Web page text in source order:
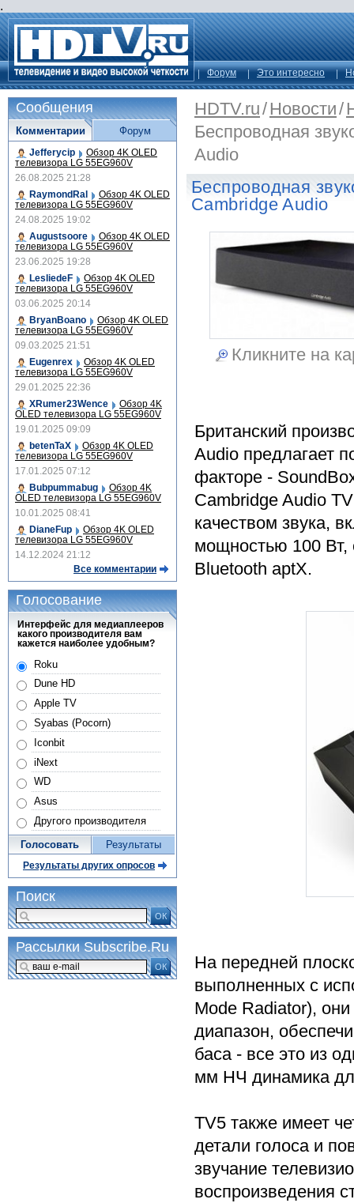
.
Форум Это интересно
HDTV.ru/Новости/
Беспроводная
Audio
Беспроводная
Cambridge Audio
Кликните на
Британский
Audio предлагает
факторе -
Cambridge Audio
качеством звука,
мощностью 100
Bluetooth aptX.
На передней
выполненных с
Mode Radiator),
диапазон,
баса - все это из
мм НЧ динамика
TV5 также имеет
детали голоса и
звучание
воспроизведения
Сообщения
Комментарии
Jefferycip Обзор 4K OLED
телевизора LG 55EG960V
26.08.2025 21:28
RaymondRal
Обзор 4K OLED
телевизора LG 55EG960V
24.08.2025 19:02
Augustsoore
Обзор 4K OLED
телевизора LG 55EG960V
23.06.2025 19:28
LesliedeF
Обзор 4K OLED
телевизора LG 55EG960V
03.06.2025 20:14
BryanBoano
Обзор 4K OLED
телевизора LG 55EG960V
09.03.2025 21:51
Eugenrex
Обзор 4K OLED
телевизора LG 55EG960V
29.01.2025 22:36
XRumer23Wence
Обзор 4K
OLED телевизора LG 55EG960V
19.01.2025 09:09
betenTaX
Обзор 4K OLED
телевизора LG 55EG960V
17.01.2025 07:12
Bubpummabug
Обзор 4K
OLED телевизора LG 55EG960V
10.01.2025 08:41
DianeFup
Обзор 4K OLED
телевизора LG 55EG960V
14.12.2024 21:12
Все комментарии
Форум
Голосование
Интерфейс для медиаплееров
какого производителя вам
кажется наиболее удобным?
Roku
Dune HD
Apple TV
Syabas (Pocorn)
Iconbit
iNext
WD
Asus
Другого производителя
Голосовать Результаты
Результаты других опросов
Поиск
ОК
Рассылки Subscribe.Ru
ОК